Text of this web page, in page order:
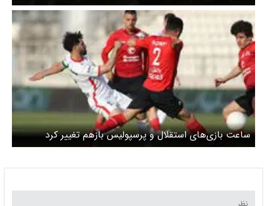
ساعت بازی‌های استقلال و پرسپولیس بازهم تغییر کرد